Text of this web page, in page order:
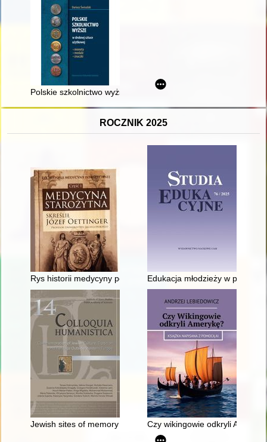
Polskie szkolnictwo wyższe w drobnej sztuce użytkowej :
ROCZNIK 2025
Rys historii medycyny powszechnej. Cz. 1,Edukacja młodzieży w prasie
Jewish sites of memory in Europe : local, national and
Czy wikingowie odkryli